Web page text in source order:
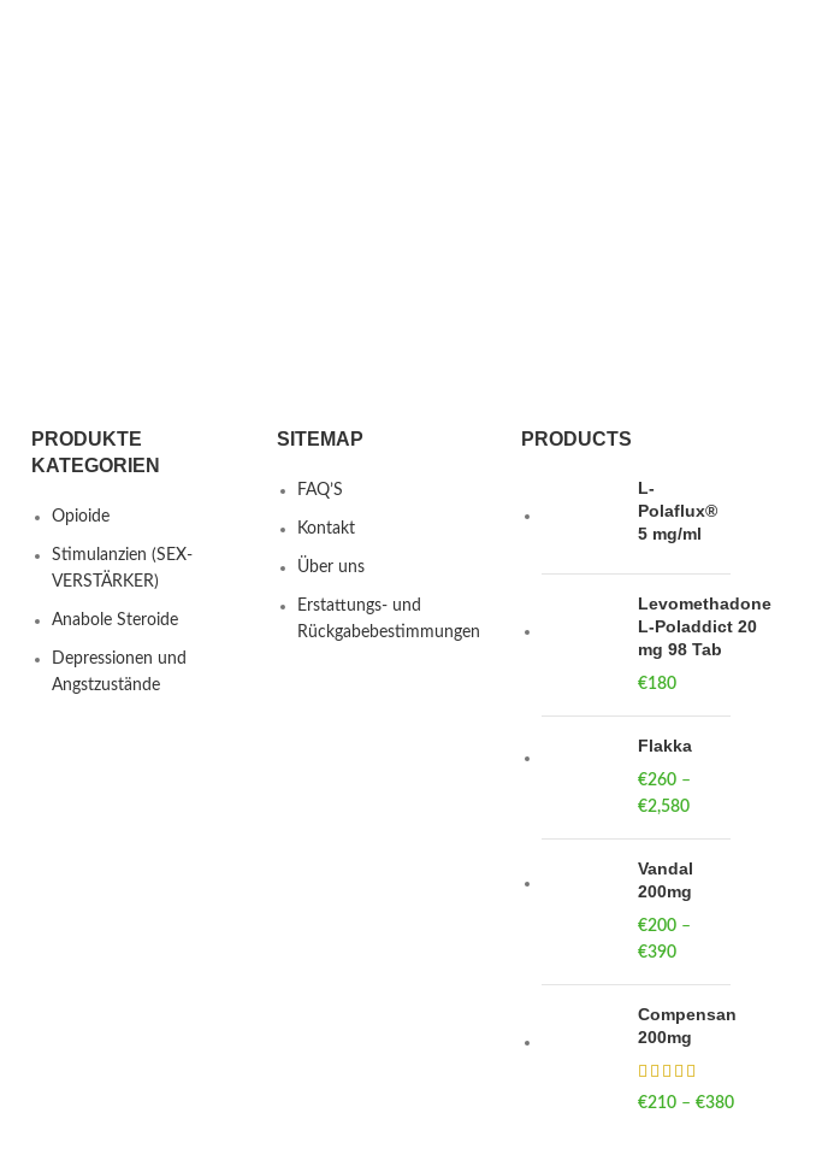
PRODUKTE
KATEGORIEN
Opioide
Stimulanzien (SEX-
VERSTÄRKER)
Anabole Steroide
Depressionen und
Angstzustände
SITEMAP
FAQ’S
Kontakt
Über uns
Erstattungs- und
Rückgabebestimmungen
PRODUCTS
L-
Polaflux®
5 mg/ml
Levomethadone
L-Poladdict 20
mg 98 Tab
€180
Flakka
€260 –
€2,580
€260
through
Vandal
200mg
€200 –
€390
through
Compensan
200mg
€210 – €380